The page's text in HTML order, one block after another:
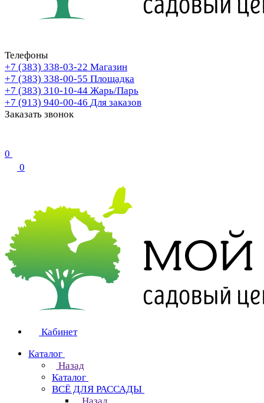
Телефоны
+7 (383) 338-03-22 Магазин
+7 (383) 338-00-55 Площадка
+7 (383) 310-10-44 Жарь/Парь
+7 (913) 940-00-46 Для заказов
Заказать звонок
0
0
Кабинет
Каталог
Назад
Каталог
ВСЁ ДЛЯ РАССАДЫ